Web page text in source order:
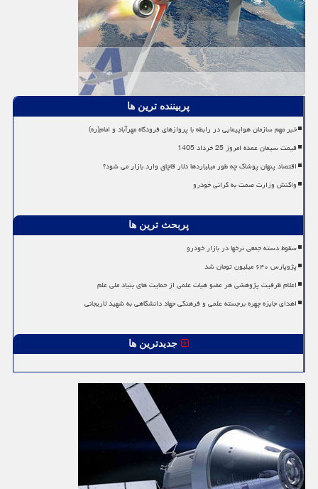
پربیننده ترین ها
خبر مهم سازمان هواپیمایی در رابطه با پروازهای فرودگاه مهرآباد و امام(ره)
قیمت سیمان عمده امروز 25 خرداد 1405
اقتصاد پنهان پوشاک چه طور میلیاردها دلار قاچاق وارد بازار می شود؟
واکنش وزارت صمت به گرانی خودرو
پربحث ترین ها
سقوط دسته جمعی نرخها در بازار خودرو
پژوپارس ۶۴۰ میلیون تومان شد
اعلام ظرفیت پژوهشی هر عضو هیات علمی از حمایت های بنیاد ملی علم
اهدای جایزه چهره برجسته علمی و فرهنگی جهاد دانشگاهی به شهید لاریجانی
جدیدترین ها